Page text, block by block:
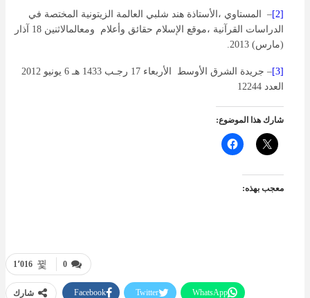
[2]
– المستاوي ،الأستاذة هند شلبي العالمة الزيتونية المختصة في
الدراسات القرآنية ،موقع الإسلام حقائق وأعلام ومعالمالاثنين 18 آذار
(مارس) 2013.
[3]
– جريدة الشرق الأوسط الأربعاء 17 رجـب 1433 هـ 6 يونيو 2012
العدد 12244
شارك هذا الموضوع:
معجب بهذه:
0 1٬016
شارك Facebook Twitter WhatsApp